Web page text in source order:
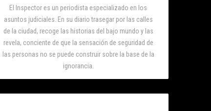
El Inspector es un periodista especializado en los
asuntos judiciales. En su diario trasegar por las calles
de la ciudad, recoge las historias del bajo mundo y las
revela, conciente de que la sensación de seguridad de
las personas no se puede construir sobre la base de la
ignorancia.